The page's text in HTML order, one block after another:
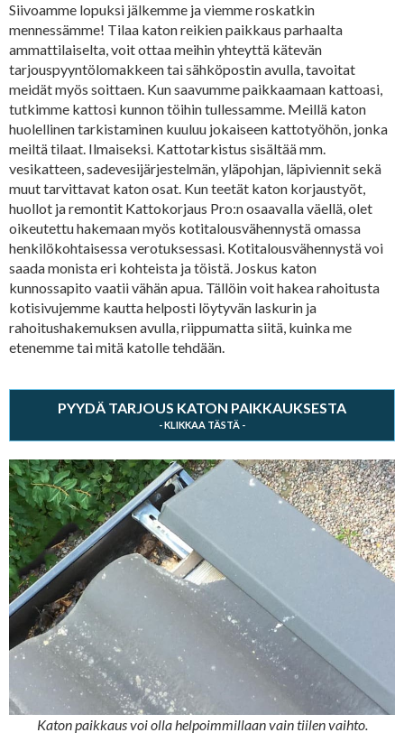
Siivoamme lopuksi jälkemme ja viemme roskatkin
mennessämme! Tilaa katon reikien paikkaus parhaalta
ammattilaiselta, voit ottaa meihin yhteyttä kätevän
tarjouspyyntölomakkeen tai sähköpostin avulla, tavoitat
meidät myös soittaen. Kun saavumme paikkaamaan kattoasi,
tutkimme kattosi kunnon töihin tullessamme. Meillä katon
huolellinen tarkistaminen kuuluu jokaiseen kattotyöhön, jonka
meiltä tilaat. Ilmaiseksi. Kattotarkistus sisältää mm.
vesikatteen, sadevesijärjestelmän, yläpohjan, läpiviennit sekä
muut tarvittavat katon osat. Kun teetät katon korjaustyöt,
huollot ja remontit Kattokorjaus Pro:n osaavalla väellä, olet
oikeutettu hakemaan myös kotitalousvähennystä omassa
henkilökohtaisessa verotuksessasi. Kotitalousvähennystä voi
saada monista eri kohteista ja töistä. Joskus katon
kunnossapito vaatii vähän apua. Tällöin voit hakea rahoitusta
kotisivujemme kautta helposti löytyvän laskurin ja
rahoitushakemuksen avulla, riippumatta siitä, kuinka me
etenemme tai mitä katolle tehdään.
PYYDÄ TARJOUS KATON PAIKKAUKSESTA
Katon paikkaus voi olla helpoimmillaan vain tiilen vaihto.